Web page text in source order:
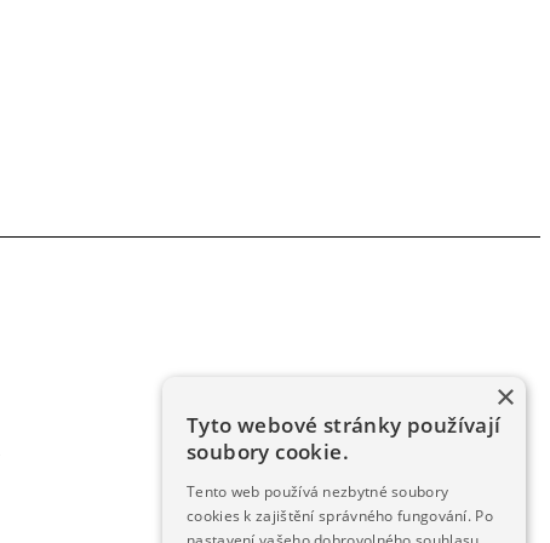
×
Tyto webové stránky používají
soubory cookie.
Tento web používá nezbytné soubory
cookies k zajištění správného fungování. Po